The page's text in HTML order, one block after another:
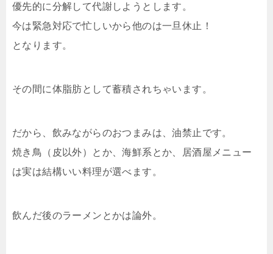
優先的に分解して代謝しようとします。
今は緊急対応で忙しいから他のは一旦休止！
となります。
その間に体脂肪として蓄積されちゃいます。
だから、飲みながらのおつまみは、油禁止です。
焼き鳥（皮以外）とか、海鮮系とか、居酒屋メニュー
は実は結構いい料理が選べます。
飲んだ後のラーメンとかは論外。